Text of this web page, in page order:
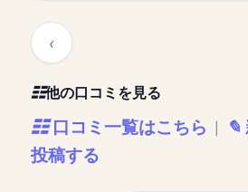
他の口コミを見る
口コミ一覧はこちら
投稿する